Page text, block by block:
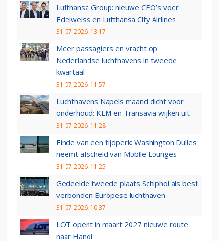
Lufthansa Group: nieuwe CEO’s voor
Edelweiss en Lufthansa City Airlines
31-07-2026, 13:17
Meer passagiers en vracht op
Nederlandse luchthavens in tweede
kwartaal
31-07-2026, 11:57
Luchthavens Napels maand dicht voor
onderhoud: KLM en Transavia wijken uit
31-07-2026, 11:28
Einde van een tijdperk: Washington Dulles
neemt afscheid van Mobile Lounges
31-07-2026, 11:25
Gedeelde tweede plaats Schiphol als best
verbonden Europese luchthaven
31-07-2026, 10:37
LOT opent in maart 2027 nieuwe route
naar Hanoi